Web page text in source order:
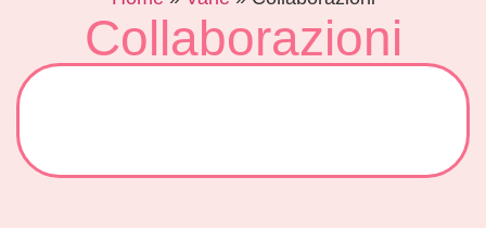
Collaborazioni